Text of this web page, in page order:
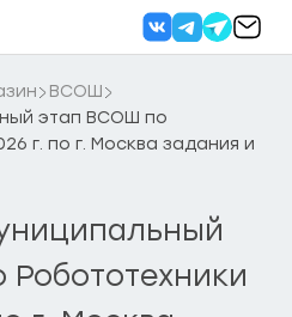
ВСОШ
этап ВСОШ по
г. по г. Москва задания и